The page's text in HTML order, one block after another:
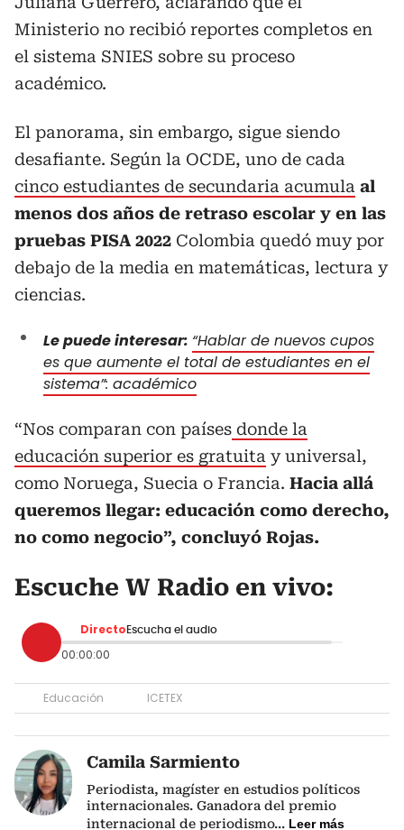
Ministerio no recibió reportes completos en
el sistema SNIES sobre su proceso
académico.
El panorama, sin embargo, sigue siendo
desafiante. Según la OCDE, uno de cada
cinco estudiantes de secundaria acumula al
menos dos años de retraso escolar y en las
pruebas PISA 2022 Colombia quedó muy por
debajo de la media en matemáticas, lectura y
ciencias.
Le puede interesar: “Hablar de nuevos cupos
es que aumente el total de estudiantes en el
sistema”: académico
“Nos comparan con países donde la
educación superior es gratuita y universal,
como Noruega, Suecia o Francia. Hacia allá
queremos llegar: educación como derecho,
no como negocio”, concluyó Rojas.
Escuche W Radio en vivo:
Directo Escucha el audio
00:00:00
Educación ICETEX
Camila Sarmiento
Periodista, magíster en estudios políticos
internacionales. Ganadora del premio
internacional de periodismo... Leer más